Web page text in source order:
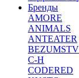
Бренды
AMORE
ANIMALS
ANTEATER
C-H
CODERED